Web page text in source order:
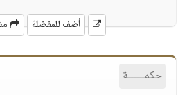
أضف للمفضلة
حكمــــــة